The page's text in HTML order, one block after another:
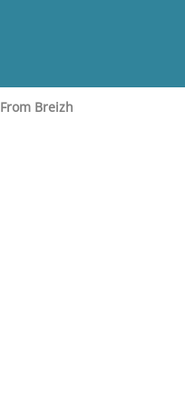
From Breizh